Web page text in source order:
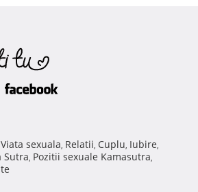
Viata sexuala, Relatii, Cuplu, Iubire,
Sutra, Pozitii sexuale Kamasutra,